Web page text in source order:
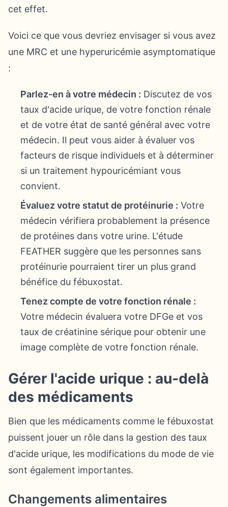
cet effet.
Voici ce que vous devriez envisager si vous avez
une MRC et une hyperuricémie asymptomatique
:
Parlez-en à votre médecin : Discutez de vos
taux d'acide urique, de votre fonction rénale
et de votre état de santé général avec votre
médecin. Il peut vous aider à évaluer vos
facteurs de risque individuels et à déterminer
si un traitement hypouricémiant vous
convient.
Évaluez votre statut de protéinurie : Votre
médecin vérifiera probablement la présence
de protéines dans votre urine. L'étude
FEATHER suggère que les personnes sans
protéinurie pourraient tirer un plus grand
bénéfice du fébuxostat.
Tenez compte de votre fonction rénale :
Votre médecin évaluera votre DFGe et vos
taux de créatinine sérique pour obtenir une
image complète de votre fonction rénale.
Gérer l'acide urique : au-delà
des médicaments
Bien que les médicaments comme le fébuxostat
puissent jouer un rôle dans la gestion des taux
d'acide urique, les modifications du mode de vie
sont également importantes.
Changements alimentaires